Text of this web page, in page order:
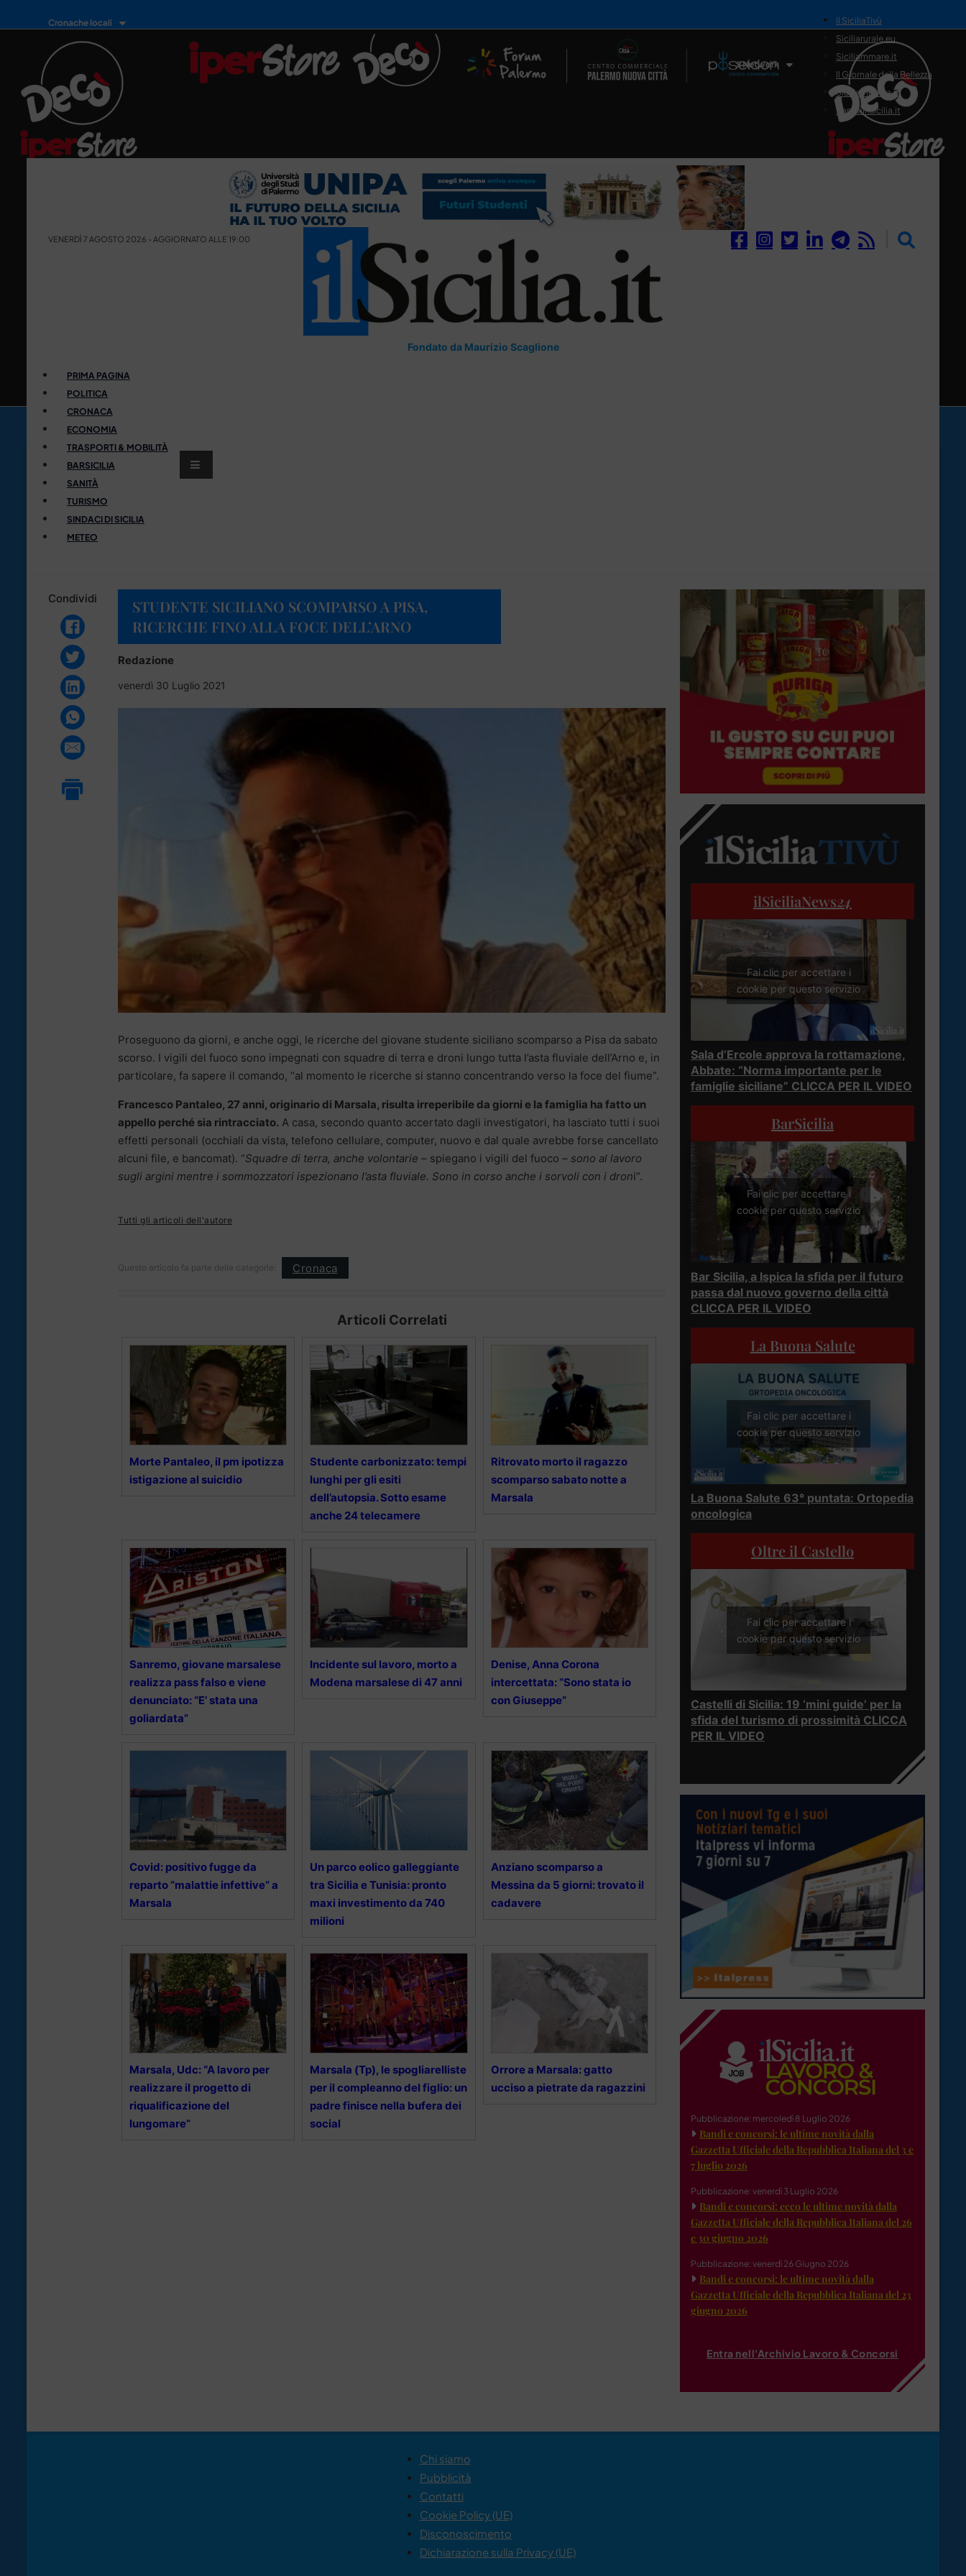
Cronache locali
Il Network
il SiciliaTivù
Siciliarurale.eu
Siciliammare.it
Il Giornale della Bellezza
Siciliamedica.it
Sanitainsicilia.it
VENERDÌ 7 AGOSTO 2026 - AGGIORNATO ALLE 19:00
Fondato da Maurizio Scaglione
PRIMA PAGINA
POLITICA
CRONACA
ECONOMIA
TRASPORTI & MOBILITÀ
BARSICILIA
SANITÀ
TURISMO
SINDACI DI SICILIA
METEO
Condividi
STUDENTE SICILIANO SCOMPARSO A PISA,
RICERCHE FINO ALLA FOCE DELL’ARNO
Redazione
venerdì 30 Luglio 2021
Proseguono da giorni, e anche oggi, le ricerche del giovane studente siciliano scomparso a Pisa da sabato
scorso. I vigili del fuoco sono impegnati con squadre di terra e droni lungo tutta l’asta fluviale dell’Arno e, in
particolare, fa sapere il comando, “al momento le ricerche si stanno concentrando verso la foce del fiume”.
Francesco Pantaleo, 27 anni, originario di Marsala, risulta irreperibile da giorni e la famiglia ha fatto un
appello perché sia rintracciato. A casa, secondo quanto accertato dagli investigatori, ha lasciato tutti i suoi
effetti personali (occhiali da vista, telefono cellulare, computer, nuovo e dal quale avrebbe forse cancellato
alcuni file, e bancomat). “Squadre di terra, anche volontarie – spiegano i vigili del fuoco – sono al lavoro
sugli argini mentre i sommozzatori ispezionano l’asta fluviale. Sono in corso anche i sorvoli con i droni”.
Tutti gli articoli dell'autore
Questo articolo fa parte delle categorie: Cronaca
Articoli Correlati
Morte Pantaleo, il pm ipotizza
istigazione al suicidio
Studente carbonizzato: tempi
lunghi per gli esiti
dell’autopsia. Sotto esame
anche 24 telecamere
Ritrovato morto il ragazzo
scomparso sabato notte a
Marsala
Sanremo, giovane marsalese
realizza pass falso e viene
denunciato: “E’ stata una
goliardata”
Incidente sul lavoro, morto a
Modena marsalese di 47 anni
Denise, Anna Corona
intercettata: “Sono stata io
con Giuseppe”
Covid: positivo fugge da
reparto “malattie infettive” a
Marsala
Un parco eolico galleggiante
tra Sicilia e Tunisia: pronto
maxi investimento da 740
milioni
Anziano scomparso a
Messina da 5 giorni: trovato il
cadavere
Marsala, Udc: “A lavoro per
realizzare il progetto di
riqualificazione del
lungomare”
Marsala (Tp), le spogliarelliste
per il compleanno del figlio: un
padre finisce nella bufera dei
social
Orrore a Marsala: gatto
ucciso a pietrate da ragazzini
ilSiciliaNews24
Fai clic per accettare i
cookie per questo servizio
Sala d’Ercole approva la rottamazione,
Abbate: “Norma importante per le
famiglie siciliane” CLICCA PER IL VIDEO
BarSicilia
Fai clic per accettare i
cookie per questo servizio
Bar Sicilia, a Ispica la sfida per il futuro
passa dal nuovo governo della città
CLICCA PER IL VIDEO
La Buona Salute
Fai clic per accettare i
cookie per questo servizio
La Buona Salute 63° puntata: Ortopedia
oncologica
Oltre il Castello
Fai clic per accettare i
cookie per questo servizio
Castelli di Sicilia: 19 ‘mini guide’ per la
sfida del turismo di prossimità CLICCA
PER IL VIDEO
Pubblicazione: mercoledì 8 Luglio 2026
Bandi e concorsi: le ultime novità dalla
Gazzetta Ufficiale della Repubblica Italiana del 3 e
7 luglio 2026
Pubblicazione: venerdì 3 Luglio 2026
Bandi e concorsi: ecco le ultime novità dalla
Gazzetta Ufficiale della Repubblica Italiana del 26
e 30 giugno 2026
Pubblicazione: venerdì 26 Giugno 2026
Bandi e concorsi: le ultime novità dalla
Gazzetta Ufficiale della Repubblica Italiana del 23
giugno 2026
Entra nell'Archivio Lavoro & Concorsi
Chi siamo
Pubblicità
Contatti
Cookie Policy (UE)
Disconoscimento
Dichiarazione sulla Privacy (UE)